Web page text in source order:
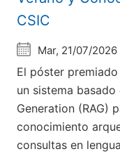
CSIC
Mar, 21/07/2026
El póster
un sistema
Generation (RAG)
conocimiento
consultas en